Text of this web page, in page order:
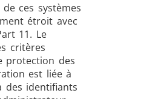
ces systèmes
étroit avec
11. Le
critères
protection des
est liée à
des identifiants